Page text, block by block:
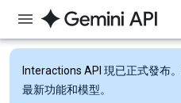
Interactions API 現已正式發布
最新功能和模型。